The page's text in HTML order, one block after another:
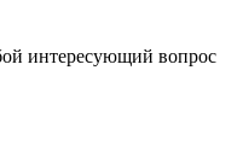
интересующий вопрос